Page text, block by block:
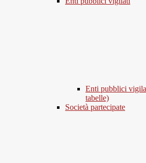
Enti pubblici
tabelle)
Società partecipate